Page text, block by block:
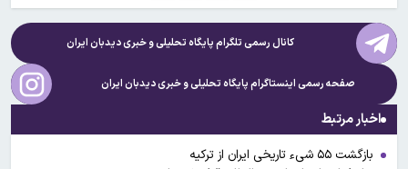
کانال رسمی تلگرام پایگاه تحلیلی و خبریدیدبان ایران
صفحه رسمی اینستاگرام پایگاه تحلیلی و خبریدیدبان ایران
اخبار مرتبط
بازگشت ۵۵ شیء تاریخی ایران از ترکیه